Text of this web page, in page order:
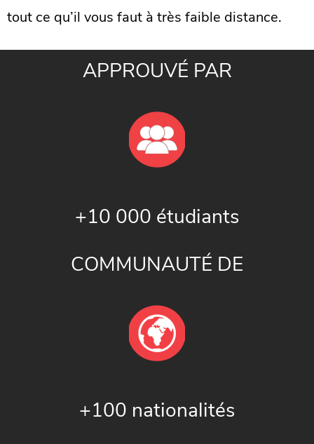
tout ce qu’il vous faut à très faible distance.
APPROUVÉ PAR
+10 000 étudiants
COMMUNAUTÉ DE
+100 nationalités